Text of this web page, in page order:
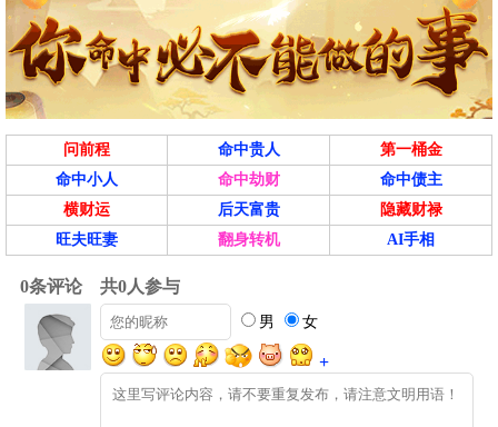
问前程 命中贵人
第一桶金
命中小人
命中劫财
命中债主
横财运
后天富贵
隐藏财禄
旺夫旺妻
翻身转机 AI手相